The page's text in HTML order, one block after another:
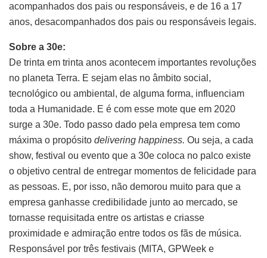
acompanhados dos pais ou responsáveis, e de 16 a 17
anos, desacompanhados dos pais ou responsáveis legais.
Sobre a 30e:
De trinta em trinta anos acontecem importantes revoluções
no planeta Terra. E sejam elas no âmbito social,
tecnológico ou ambiental, de alguma forma, influenciam
toda a Humanidade. E é com esse mote que em 2020
surge a 30e. Todo passo dado pela empresa tem como
máxima o propósito delivering happiness. Ou seja, a cada
show, festival ou evento que a 30e coloca no palco existe
o objetivo central de entregar momentos de felicidade para
as pessoas. E, por isso, não demorou muito para que a
empresa ganhasse credibilidade junto ao mercado, se
tornasse requisitada entre os artistas e criasse
proximidade e admiração entre todos os fãs de música.
Responsável por três festivais (MITA, GPWeek e